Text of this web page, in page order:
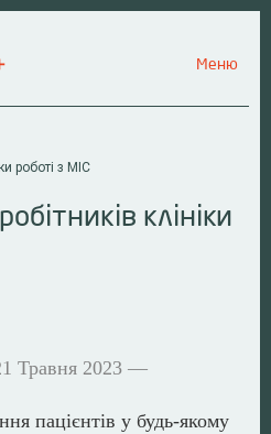
Меню
роботі з МІС
клініки
Травня 2023 —
пацієнтів у будь-якому